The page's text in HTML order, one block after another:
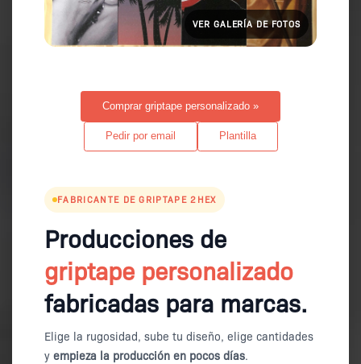
VER GALERÍA DE FOTOS
Comprar griptape personalizado »
Pedir por email Plantilla
FABRICANTE DE GRIPTAPE 2HEX
Producciones de
griptape personalizado
fabricadas para marcas.
Elige la rugosidad, sube tu diseño, elige cantidades
y empieza la producción en pocos días.